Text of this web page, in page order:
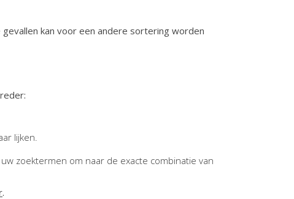
kan voor een andere sortering worden
lijken.
zoektermen om naar de exacte combinatie van
.